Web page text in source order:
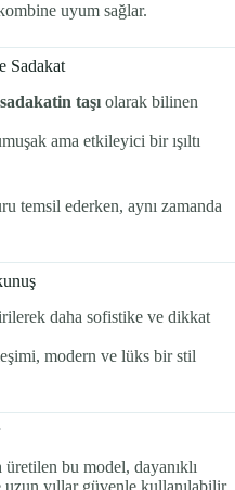
uyum sağlar.
Sadakat
taşı olarak bilinen
ama etkileyici bir ışıltı
temsil ederken, aynı zamanda
daha sofistike ve dikkat
modern ve lüks bir stil
üretilen bu model, dayanıklı
yıllar güvenle kullanılabilir.